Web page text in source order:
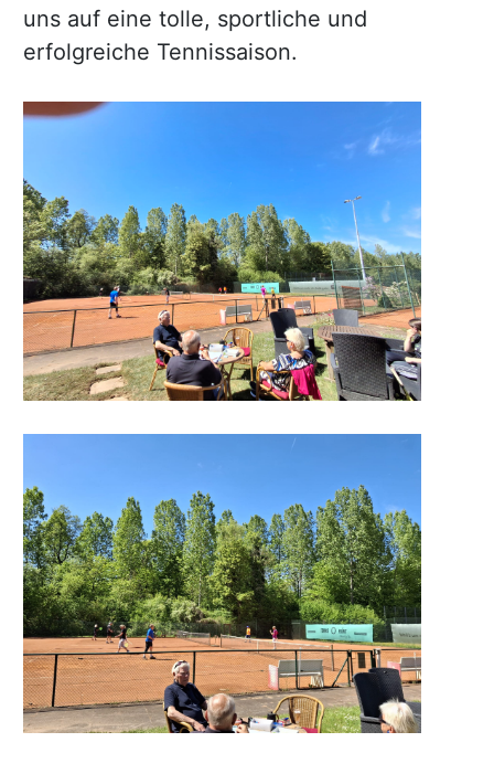
uns auf eine tolle, sportliche und
erfolgreiche Tennissaison.